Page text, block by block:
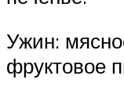
Ужин:
фруктовое